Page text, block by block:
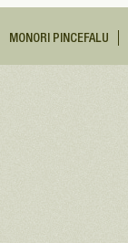
MONORI PINCEFALU